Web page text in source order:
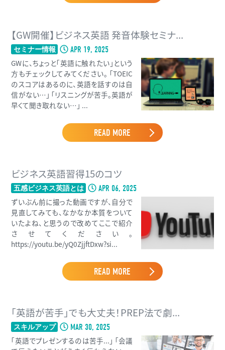
【GW開催】ビジネス英語 発音体験セミナ...
セミナー情報 APR 19, 2025
GWに、ちょっと「英語に触れたい」という
方もチェックしてみてください。 「TOEIC
のスコアはあるのに、英語を話すのは自
信がない…」 「リスニングが苦手。英語が
早くて聞き取れない…」 ...
READ MORE
ビジネス英語習得15のコツ
五感ビジネス英語とは APR 06, 2025
ずいぶん前に撮った動画ですが、自分で
見直してみても、なかなか本質をついて
いたよね、と思うので改めてここで紹介
させてください。
https://youtu.be/yQ0ZjjftDxw?si...
READ MORE
「英語が苦手」でも大丈夫！PREP法で劇...
スキルアップ MAR 30, 2025
「英語でプレゼンするのは苦手...」 「会議